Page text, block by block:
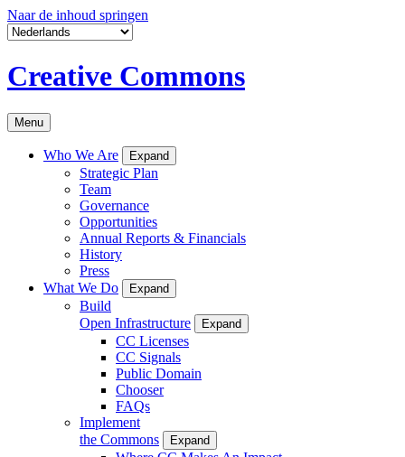
Naar de inhoud springen
Creative Commons
Menu
Who We Are Expand
Strategic Plan
Team
Governance
Opportunities
Annual Reports & Financials
History
Press
What We Do
Expand
Build
Open Infrastructure
Expand
CC Licenses
CC Signals
Public Domain
Chooser
FAQs
Implement
the Commons
Expand